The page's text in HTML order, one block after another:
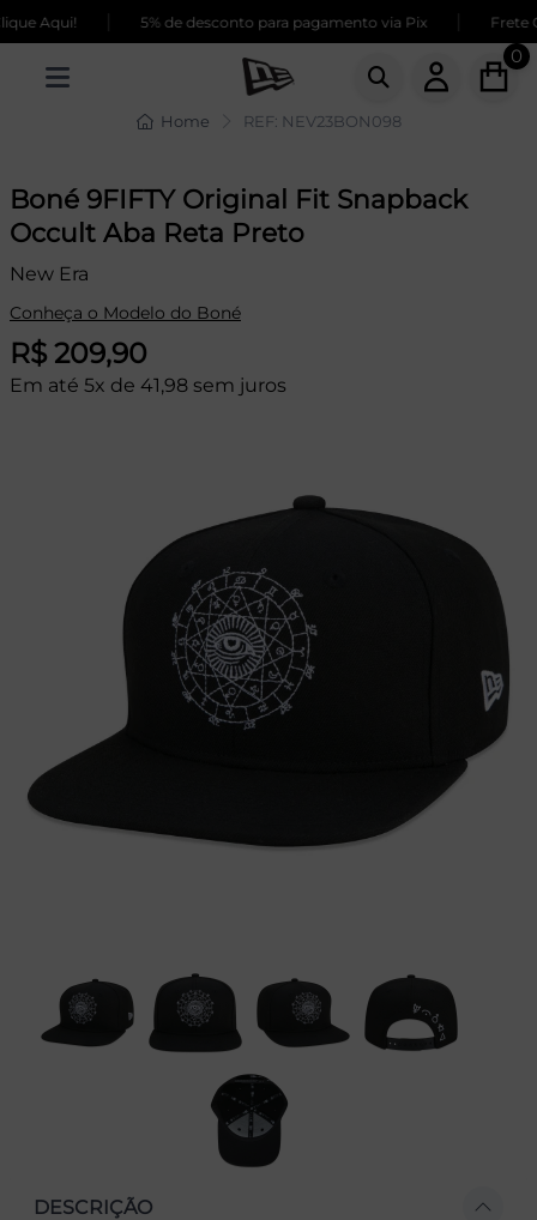
Aqui! 5% de desconto para pagamento via Pix Frete
0
Home REF: NEV23BON098
Boné 9FIFTY Original Fit Snapback
Occult Aba Reta Preto
New Era
Conheça o Modelo do Boné
R$ 209,90
Em até 5x de 41,98 sem juros
DESCRIÇÃO